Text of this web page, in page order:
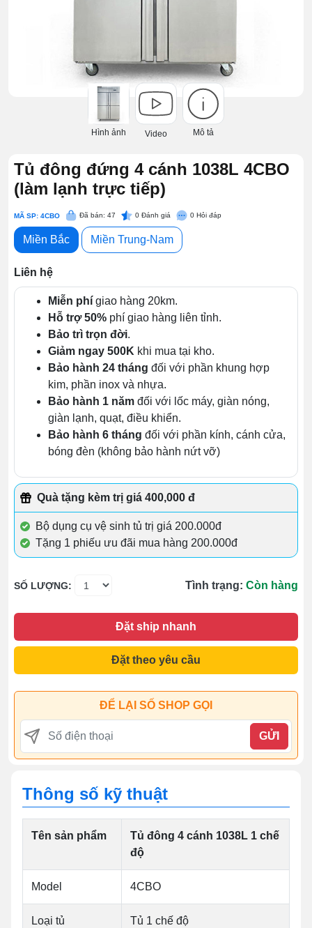
Hình ảnh Video Mô tả
Tủ đông đứng 4 cánh 1038L 4CBO
(làm lạnh trực tiếp)
MÃ SP: 4CBO Đã bán: 47 0 Đánh giá 0 Hỏi đáp
Miền Bắc Miền Trung-Nam
Liên hệ
Miễn phí giao hàng 20km.
Hỗ trợ 50% phí giao hàng liên tỉnh.
Bảo trì trọn đời.
Giảm ngay 500K khi mua tại kho.
Bảo hành 24 tháng đối với phần khung hợp
kim, phần inox và nhựa.
Bảo hành 1 năm đối với lốc máy, giàn nóng,
giàn lạnh, quạt, điều khiển.
Bảo hành 6 tháng đối với phần kính, cánh cửa,
bóng đèn (không bảo hành nứt vỡ)
Quà tặng kèm trị giá 400,000 đ
Bộ dụng cụ vệ sinh tủ trị giá 200.000đ
Tặng 1 phiếu ưu đãi mua hàng 200.000đ
SỐ LƯỢNG: Tình trạng: Còn hàng
Đặt ship nhanh
Đặt theo yêu cầu
ĐỂ LẠI SỐ SHOP GỌI
GỬI
Thông số kỹ thuật
Tên sản phẩm
Tủ đông 4 cánh 1038L 1 chế
độ
Model 4CBO
Loại tủ Tủ 1 chế độ